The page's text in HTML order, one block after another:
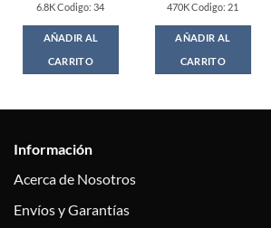
6.8K Codigo: 34
AÑADIR AL
CARRITO
470K Codigo: 21
AÑADIR AL
CARRITO
Información
Acerca de Nosotros
Envíos y Garantías